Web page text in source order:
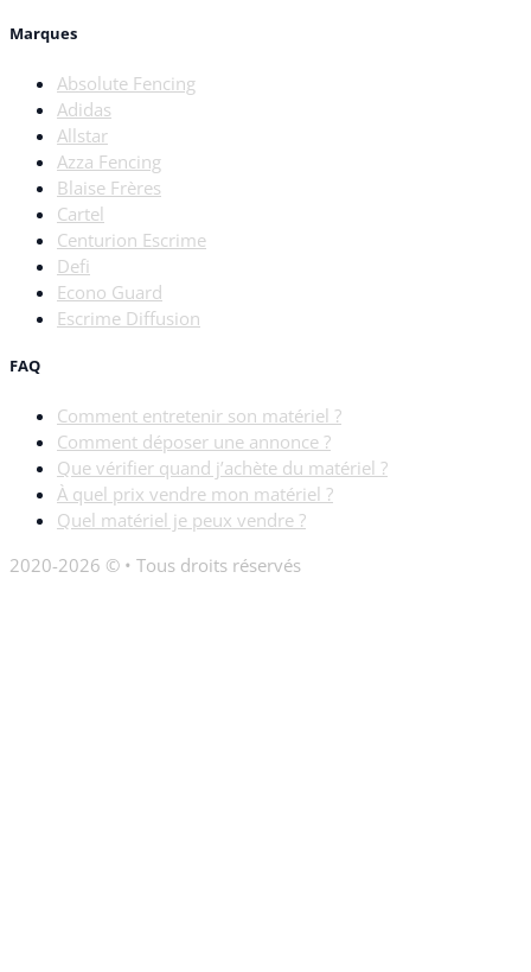
Marques
Absolute Fencing
Adidas
Allstar
Azza Fencing
Blaise Frères
Cartel
Centurion Escrime
Defi
Econo Guard
Escrime Diffusion
FAQ
Comment entretenir son matériel ?
Comment déposer une annonce ?
Que vérifier quand j’achète du matériel ?
À quel prix vendre mon matériel ?
Quel matériel je peux vendre ?
2020-2026 © • Tous droits réservés